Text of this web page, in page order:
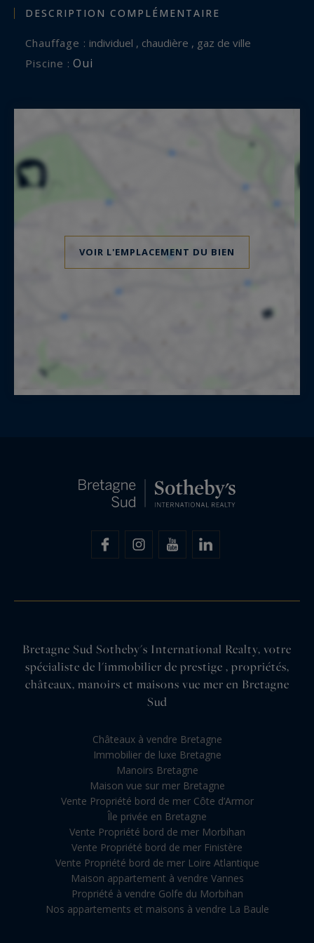
DESCRIPTION COMPLÉMENTAIRE
Chauffage : individuel , chaudière , gaz de ville
Piscine : Oui
VOIR L'EMPLACEMENT DU BIEN
Bretagne Sud Sotheby's International Realty, votre
spécialiste de l'immobilier de prestige , propriétés,
châteaux, manoirs et maisons vue mer en Bretagne
Sud
Châteaux à vendre Bretagne
Immobilier de luxe Bretagne
Manoirs Bretagne
Maison vue sur mer Bretagne
Vente Propriété bord de mer Côte d’Armor
Île privée en Bretagne
Vente Propriété bord de mer Morbihan
Vente Propriété bord de mer Finistère
Vente Propriété bord de mer Loire Atlantique
Maison appartement à vendre Vannes
Propriété à vendre Golfe du Morbihan
Nos appartements et maisons à vendre La Baule